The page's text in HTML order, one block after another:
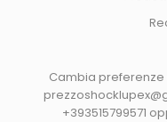
Cambia
+393515799571